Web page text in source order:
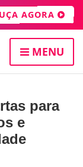
AGORA
MENU
para
e